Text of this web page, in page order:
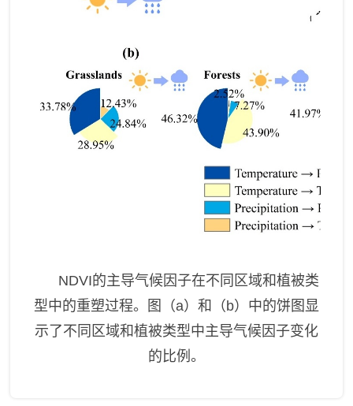
NDVI的主导气候因子在不同区域和植被类
型中的重塑过程。图（a）和（ b）中的饼图显
示了不同区域和植被类型中主导气候因子变化
的比例。